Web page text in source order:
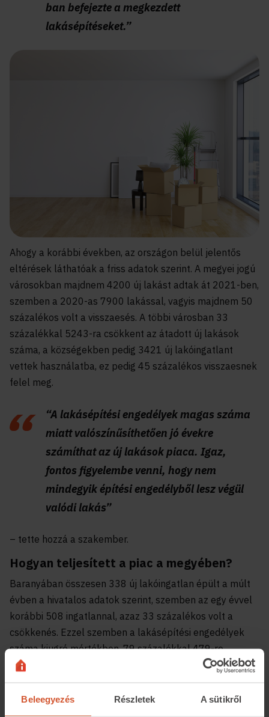
Beleegyezés Részletek A sütikről
ban befejezte a megkezdett
lakásépítéseket.”
Ahogy a korábbi években, az országon belül jelentős
eltérések láthatóak a friss adatok szerint. A megyei jogú
városokban majdnem 4200 új lakást adtak át 2021-ben,
szemben a 2020-as 7900 lakással, vagyis majdnem 50
százalékos volt a visszaesés. A többi városban 33
százalékkal 5243-ra csökkent az átadott új lakások
száma, a községekben pedig 3421 új lakóingatlant
vettek használatba, ez pedig 45 százalékos visszaesnek
felel meg.
“A lakásépítési engedélyek magas száma
miatt valószínűsíthetően jó évekre
számíthat az új lakások piaca. Igaz,
fontos figyelembe venni, hogy nem
mindegyik építési engedélyből lesz végül
valódi lakás”
– tette hozzá a szakember.
Hogyan teljesített a piac a megyében?
Baranyában összesen 338 új lakóingatlan épült a múlt
évben a hivatalos adatok szerint, szemben az egy évvel
korábbi 508 ingatlannal, azaz 33 százalékos volt a
csökkenés. Ezzel szemben a lakásépítési engedélyek
száma kiugró mértékben, 79 százalékkal 479-re
emelkedett.
újlakás-kínálata jelentősen bővült. Az egy évvel